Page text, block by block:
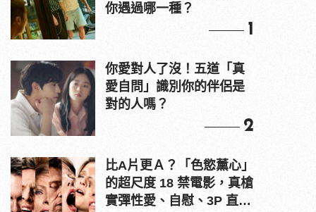
你遇過哪一種？
1
你愛對人了沒！五道「真
愛自問」識別你的伴侶是
對的人嗎？
2
比A片更Ａ？「色慾薰心」
的超尺度 18 禁電影，真槍
實彈性愛、自慰、3P 直接